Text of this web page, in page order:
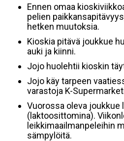
Ennen omaa
pelien
hetken muutoksia.
Kioskia pitävä joukkue
auki ja kiinni.
Jojo huolehtii kioskin
Jojo käy tarpeen
varastoja K-
Vuorossa oleva
(laktoosittomina).
leikkimaailmanpeleihin
sämpylöitä.